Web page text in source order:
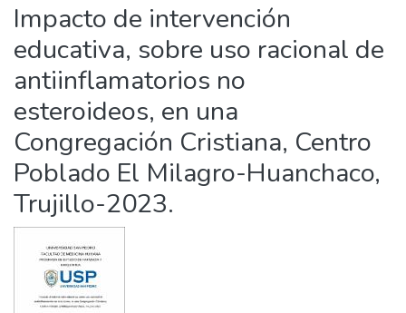
Statistics
Impacto de intervención
educativa, sobre uso racional de
antiinflamatorios no
esteroideos, en una
Congregación Cristiana, Centro
Poblado El Milagro-Huanchaco,
Trujillo-2023.